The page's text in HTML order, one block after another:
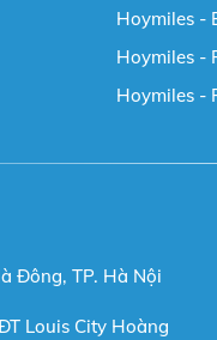
Hoymiles -
Hoymiles -
Hoymiles -
Đông, TP. Hà Nội
Louis City Hoàng